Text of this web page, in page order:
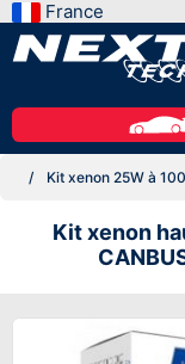
France
Kit xenon 25W à
Kit xenon